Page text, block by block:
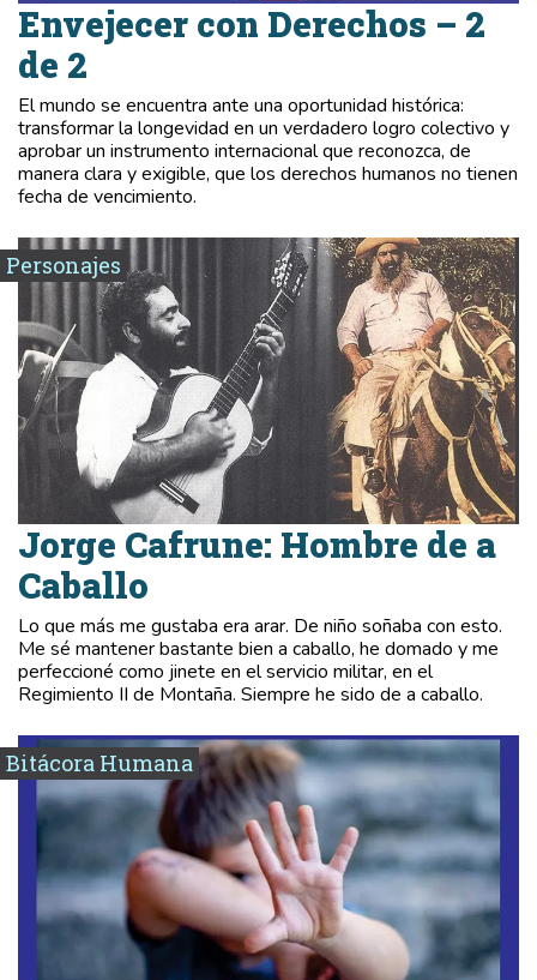
Envejecer con Derechos – 2
de 2
El mundo se encuentra ante una oportunidad histórica:
transformar la longevidad en un verdadero logro colectivo y
aprobar un instrumento internacional que reconozca, de
manera clara y exigible, que los derechos humanos no tienen
fecha de vencimiento.
Personajes
Jorge Cafrune: Hombre de a
Caballo
Lo que más me gustaba era arar. De niño soñaba con esto.
Me sé mantener bastante bien a caballo, he domado y me
perfeccioné como jinete en el servicio militar, en el
Regimiento II de Montaña. Siempre he sido de a caballo.
Bitácora Humana